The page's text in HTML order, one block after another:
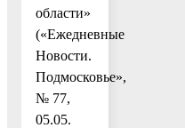
области»
(«Ежедневные
Новости.
Подмосковье»,
№ 77,
05.05.